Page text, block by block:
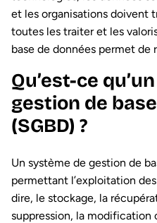
et les organisations doivent
toutes les traiter et les
base de données permet de
Qu’est-ce
gestion de
(SGBD) ?
Un système de gestion de
permettant l’exploitation
dire, le stockage, la
suppression, la modification